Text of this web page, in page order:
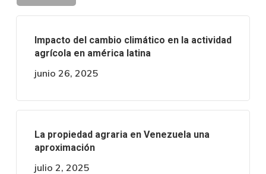
Impacto del cambio climático en la actividad
agrícola en américa latina
junio 26, 2025
La propiedad agraria en Venezuela una
aproximación
julio 2, 2025